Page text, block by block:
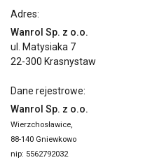
Adres:
Wanrol Sp. z o.o.
ul. Matysiaka 7
22-300 Krasnystaw
Dane rejestrowe:
Wanrol Sp. z o.o.
Wierzchosławice,
88-140 Gniewkowo
nip: 5562792032